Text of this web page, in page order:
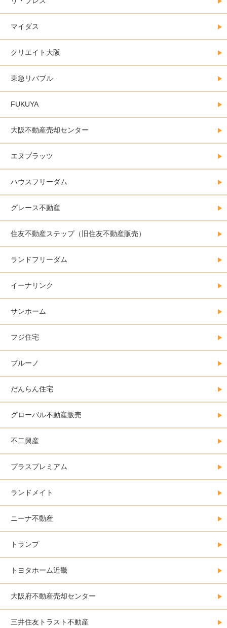
マイダス
クリエイト大阪
東急リバブル
FUKUYA
大阪不動産売却センター
エヌプラッツ
ハウスフリーダム
グレース不動産
住友不動産ステップ（旧住友不動産販売）
ランドフリーダム
イーナリンク
サンホーム
フジ住宅
ブルーノ
だんらん住宅
グローバル不動産販売
不二興産
プラスプレミアム
ランドメイト
ニーナ不動産
トランプ
トヨタホーム近畿
大阪府不動産売却センター
三井住友トラスト不動産